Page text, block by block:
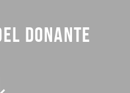
DONANTE